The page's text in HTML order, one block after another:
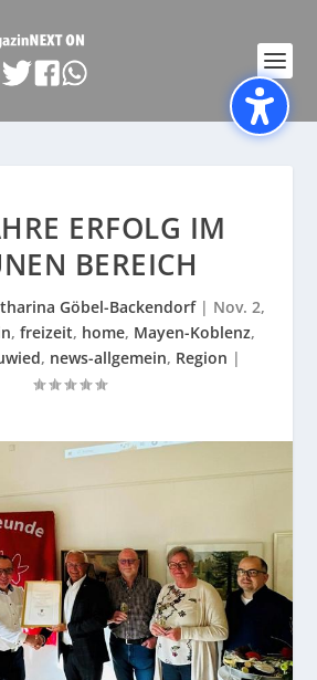
ERFOLG IM
BEREICH
Göbel-Backendorf| Nov. 2,
, freizeit, home, Mayen-Koblenz,
, news-allgemein, Region |